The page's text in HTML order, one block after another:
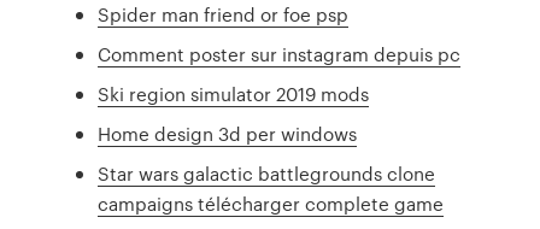
Spider man friend or foe psp
Comment poster sur instagram depuis pc
Ski region simulator 2019 mods
Home design 3d per windows
Star wars galactic battlegrounds clone
campaigns télécharger complete game